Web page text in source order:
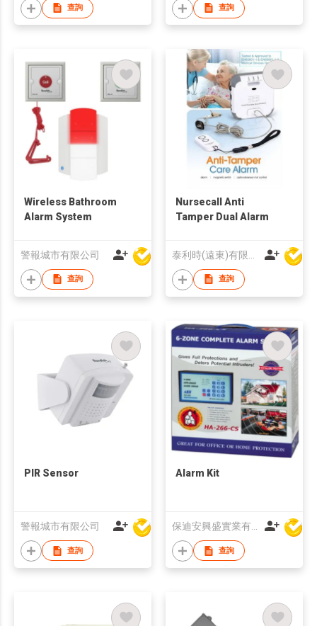
查詢 查詢
Wireless Bathroom
Alarm System
警報城市有限公司
查詢
Nursecall Anti
Tamper Dual Alarm
查詢
PIR Sensor
警報城市有限公司
查詢
Alarm Kit
查詢